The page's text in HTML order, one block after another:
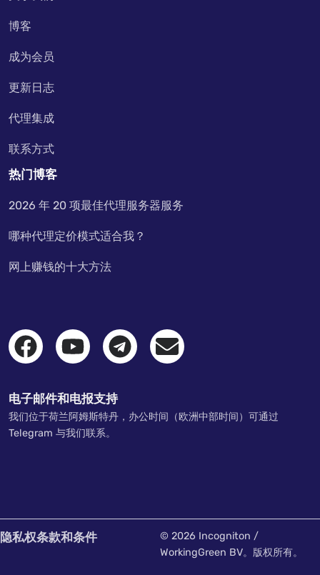
博客
成为会员
更新日志
代理集成
联系方式
热门博客
2026 年 20 项最佳代理服务器服务
哪种代理定价模式适合我？
网上赚钱的十大方法
电子邮件和电报支持
我们位于荷兰阿姆斯特丹，办公时间（欧洲中部时间）可通过
Telegram 与我们联系。
© 2026 Incogniton /
WorkingGreen BV。版权所有。
隐私权条款和条件